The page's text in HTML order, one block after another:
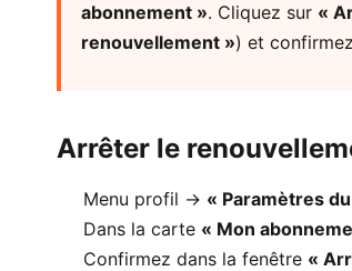
abonnement ». Cliquez sur «
renouvellement ») et
Arrêter le
Menu profil → « Paramètres
Dans la carte « Mon
Confirmez dans la fenêtre «